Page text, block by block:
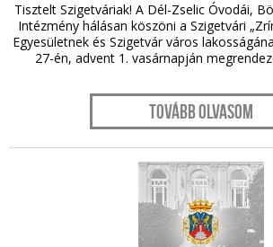
Tisztelt Szigetváriak! A Dél-Zselic Óvodái,
Intézmény hálásan köszöni a Szigetvári
Egyesületnek és Szigetvár város
27-én, advent 1. vasárnapján
Tovább olvasom